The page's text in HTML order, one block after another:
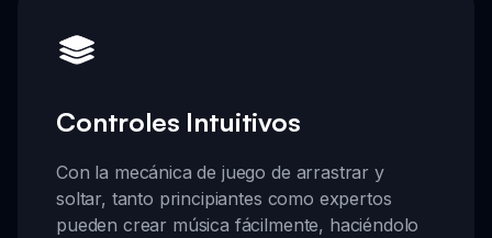
Controles Intuitivos
Con la mecánica de juego de arrastrar y
soltar, tanto principiantes como expertos
pueden crear música fácilmente, haciéndolo